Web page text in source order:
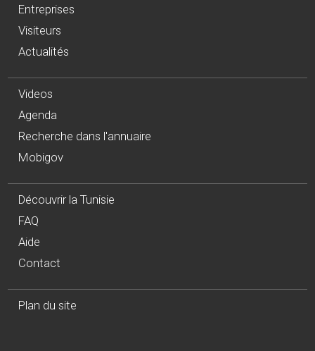
Entreprises
Visiteurs
Actualités
Videos
Agenda
Recherche dans l'annuaire
Mobigov
Découvrir la Tunisie
FAQ
Aide
Contact
Plan du site